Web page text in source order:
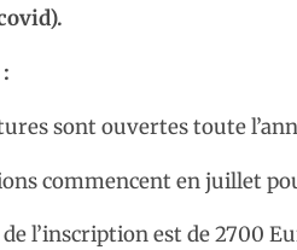
sont ouvertes toute
commencent en juillet
l’inscription est de 2700